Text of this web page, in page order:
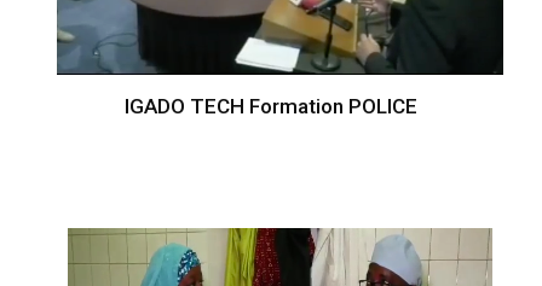
IGADO TECH Formation POLICE